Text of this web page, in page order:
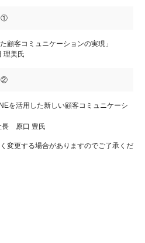
①
顧客コミュニケーションの実現」
理美氏
②
を活用した新しい顧客コミュニケーシ
長 原口 豊氏
変更する場合がありますのでご了承くだ